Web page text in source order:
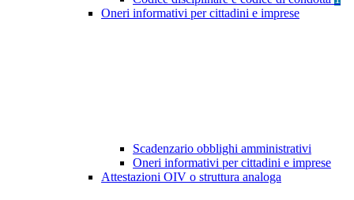
Oneri informativi per cittadini e imprese
Scadenzario obblighi amministrativi
Oneri informativi per cittadini e imprese
Attestazioni OIV o struttura analoga